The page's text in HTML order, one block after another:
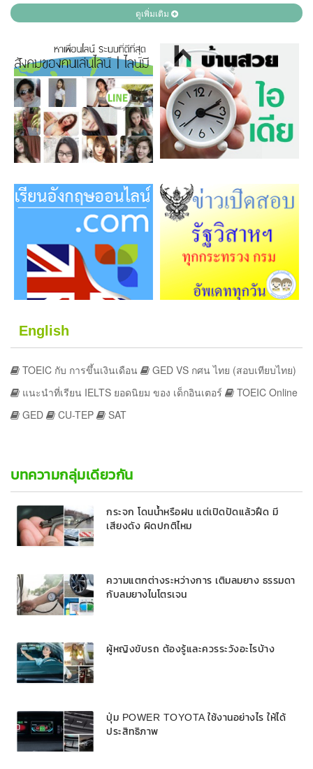
ดูเพิ่มเติม
English
TOEIC กับ การขึ้นเงินเดือน
GED VS กศน ไทย (สอบเทียบไทย)
แนะนำที่เรียน IELTS ยอดนิยม ของ เด็กอินเตอร์
TOEIC Online
GED
CU-TEP SAT
บทความกลุ่มเดียวกัน
กระจก โดนน้ำหรือฝน แต่เปิดปัดแล้วฝืด มี
เสียงดัง ผิดปกติไหม
ความแตกต่างระหว่างการ เติมลมยาง ธรรมดา
กับลมยางไนโตรเจน
ผู้หญิงขับรถ ต้องรู้และควรระวังอะไรบ้าง
ปุ่ม POWER TOYOTA ใช้งานอย่างไร ให้ได้
ประสิทธิภาพ